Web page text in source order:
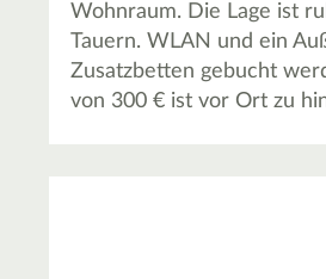
Wohnraum. Die Lage ist
Tauern. WLAN und ein
Zusatzbetten gebucht
von 300 € ist vor Ort zu